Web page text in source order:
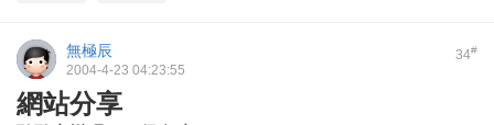
34#
無極辰
2004-4-23 04:23:55
網站分享